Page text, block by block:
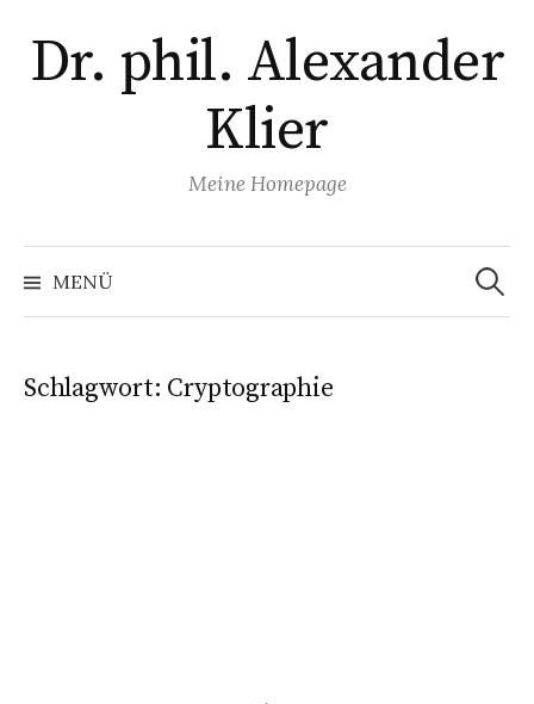
Inhalt
überspringen
Dr. phil. Alexander
Klier
Meine Homepage
MENÜ
Suchen
nach:
Schlagwort: Cryptographie